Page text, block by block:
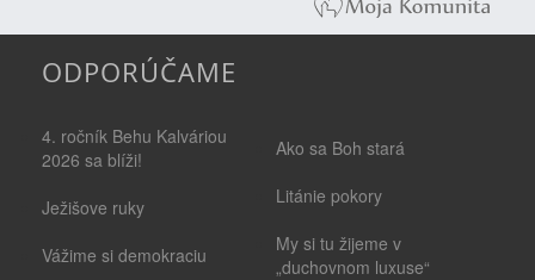
ODPORÚČAME
4. ročník Behu Kalváriou
2026 sa blíži!
Ježišove ruky
Vážime si demokraciu
Ako sa Boh stará
Litánie pokory
My si tu žijeme v
„duchovnom luxuse“